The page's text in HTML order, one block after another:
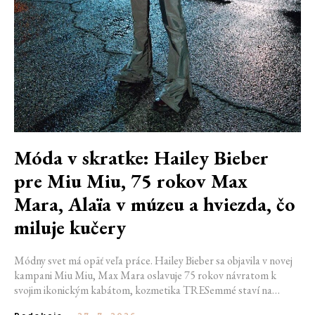
Móda v skratke: Hailey Bieber
pre Miu Miu, 75 rokov Max
Mara, Alaïa v múzeu a hviezda, čo
miluje kučery
Módny svet má opäť veľa práce. Hailey Bieber sa objavila v novej
kampani Miu Miu, Max Mara oslavuje 75 rokov návratom k
svojim ikonickým kabátom, kozmetika TRESemmé staví na